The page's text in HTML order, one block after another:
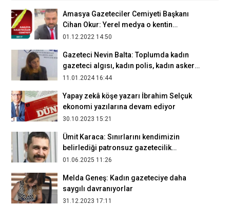
Amasya Gazeteciler Cemiyeti Başkanı
Cihan Okur: Yerel medya o kentin
aynasıdır
01.12.2022 14:50
Gazeteci Nevin Balta: Toplumda kadın
gazeteci algısı, kadın polis, kadın asker
algısı ile eş değerdedir
11.01.2024 16:44
Yapay zekâ köşe yazarı İbrahim Selçuk
ekonomi yazılarına devam ediyor
30.10.2023 15:21
Ümit Karaca: Sınırlarını kendimizin
belirlediği patronsuz gazetecilik
yapıyoruz
01.06.2025 11:26
Melda Geneş: Kadın gazeteciye daha
saygılı davranıyorlar
31.12.2023 17:11